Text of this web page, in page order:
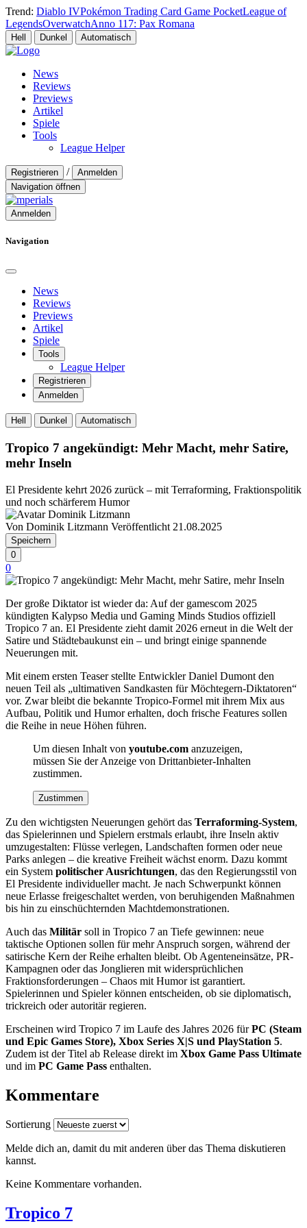
Trend: Diablo IVPokémon Trading Card Game PocketLeague of
LegendsOverwatchAnno 117: Pax Romana
Hell Dunkel Automatisch
News
Reviews
Previews
Artikel
Spiele
Tools
League Helper
Registrieren /
Anmelden
Navigation öffnen
Anmelden
Navigation
News
Reviews
Previews
Artikel
Spiele
Tools
League Helper
Registrieren
Anmelden
Hell Dunkel Automatisch
Tropico 7 angekündigt: Mehr Macht, mehr Satire,
mehr Inseln
El Presidente kehrt 2026 zurück – mit Terraforming, Fraktionspolitik
und noch schärferem Humor
Von Dominik Litzmann Veröffentlicht 21.08.2025
Speichern
0
0
Der große Diktator ist wieder da: Auf der gamescom 2025
kündigten Kalypso Media und Gaming Minds Studios offiziell
Tropico 7 an. El Presidente zieht damit 2026 erneut in die Welt der
Satire und Städtebaukunst ein – und bringt einige spannende
Neuerungen mit.
Mit einem ersten Teaser stellte Entwickler Daniel Dumont den
neuen Teil als „ultimativen Sandkasten für Möchtegern-Diktatoren“
vor. Zwar bleibt die bekannte Tropico-Formel mit ihrem Mix aus
Aufbau, Politik und Humor erhalten, doch frische Features sollen
die Reihe in neue Höhen führen.
Um diesen Inhalt von youtube.com anzuzeigen,
müssen Sie der Anzeige von Drittanbieter-Inhalten
zustimmen.
Zustimmen
Zu den wichtigsten Neuerungen gehört das Terraforming-System,
das Spielerinnen und Spielern erstmals erlaubt, ihre Inseln aktiv
umzugestalten: Flüsse verlegen, Landschaften formen oder neue
Parks anlegen – die kreative Freiheit wächst enorm. Dazu kommt
ein System politischer Ausrichtungen, das den Regierungsstil von
El Presidente individueller macht. Je nach Schwerpunkt können
neue Erlasse freigeschaltet werden, von beruhigenden Maßnahmen
bis hin zu einschüchternden Machtdemonstrationen.
Auch das Militär soll in Tropico 7 an Tiefe gewinnen: neue
taktische Optionen sollen für mehr Anspruch sorgen, während der
satirische Kern der Reihe erhalten bleibt. Ob Agenteneinsätze, PR-
Kampagnen oder das Jonglieren mit widersprüchlichen
Fraktionsforderungen – Chaos mit Humor ist garantiert.
Spielerinnen und Spieler können entscheiden, ob sie diplomatisch,
trickreich oder autoritär regieren.
Erscheinen wird Tropico 7 im Laufe des Jahres 2026 fürPC (Steam
und Epic Games Store), Xbox Series X|S und PlayStation 5.
Zudem ist der Titel ab Release direkt im Xbox Game Pass Ultimate
und im PC Game Pass enthalten.
Kommentare
Sortierung
Melde dich an, damit du mit anderen über das Thema diskutieren
kannst.
Keine Kommentare vorhanden.
Tropico 7